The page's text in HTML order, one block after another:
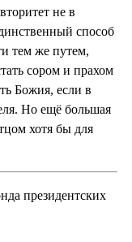
не в
способ
тем же путем,
сором и прахом
Божия, если в
Но ещё большая
хотя бы для
президентских